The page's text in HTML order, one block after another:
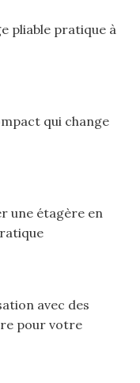
pliable pratique à
qui change
une étagère en
avec des
pour votre